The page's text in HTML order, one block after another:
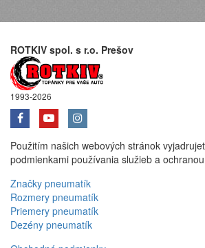
ROTKIV spol. s r.o. Prešov
1993-2026
Použitím našich webových stránok
podmienkami používania služieb a
Značky pneumatík
Rozmery pneumatík
Priemery pneumatík
Dezény pneumatík